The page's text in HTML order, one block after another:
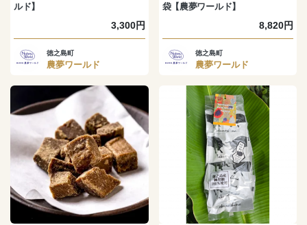
ルド】
3,300円
徳之島町
農夢ワールド
袋【農夢ワールド】
8,820円
徳之島町
農夢ワールド